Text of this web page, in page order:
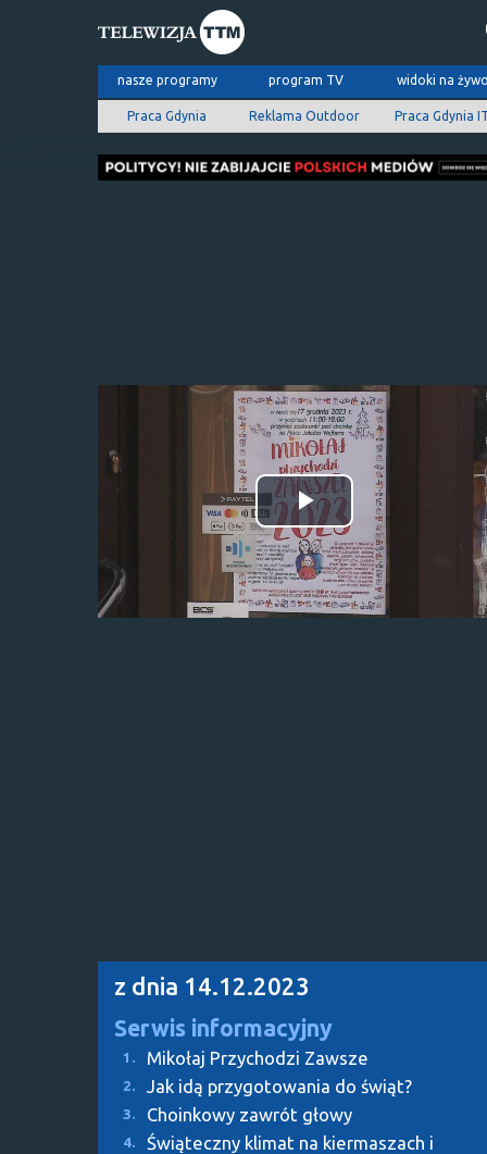
nasze programy program TV widoki na
Praca Gdynia Reklama Outdoor Praca Gdynia
Odtwórz
wideo
z dnia 14.12.2023
Serwis informacyjny
1. Mikołaj Przychodzi Zawsze
2. Jak idą przygotowania do świąt?
3. Choinkowy zawrót głowy
4.
Świąteczny klimat na kiermaszach i